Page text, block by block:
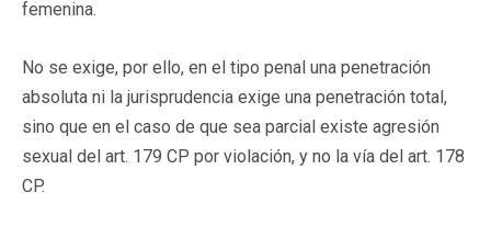
femenina.
No se exige, por ello, en el tipo penal una penetración
absoluta ni la jurisprudencia exige una penetración total,
sino que en el caso de que sea parcial existe agresión
sexual del art. 179 CP por violación, y no la vía del art. 178
CP.